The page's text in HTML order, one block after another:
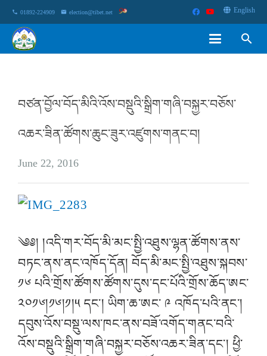
phone 01892-224909 email election@tibet.net English
search
བཙན་བྱོལ་བོད་མིའི་འོས་བསྡུའི་སྒྲིག་གཞི་བསྐྱར་བཅོས་
འཆར་ཟིན་ཚོགས་ཆུང་ཟུར་འཛུགས་གནང་བ།
June 22, 2016
༄༅། །འདི་གར་བོད་མི་མང་སྤྱི་འཐུས་ལྷན་ཚོགས་ནས་
བཏང་ནས་ནང་འཁོད་དོན། བོད་མི་མང་སྤྱི་འཐུས་སྐབས་
༡༦ པའི་གྲོས་ཚོགས་ཚོགས་དུས་དང་པོའི་གྲོས་ཆོད་ཨང་
༢༠༡༦།༡༦།༡།༥ དང་། ཡིག་ཆ་ཨང་ ༩ འཁོད་པའི་ནང་།
དབུས་འོས་བསྡུ་ལས་ཁང་ནས་བཟོ་འགོད་གནང་བའི་
འོས་བསྡུའི་སྒྲིག་གཞི་བསྐྱར་བཅོས་འཆར་ཟིན་དང་། ཕྱི་